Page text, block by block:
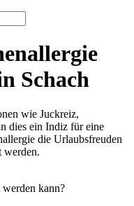
Schach
wie Juckreiz,
dies ein Indiz für eine
die Urlaubsfreuden
werden.
werden kann?